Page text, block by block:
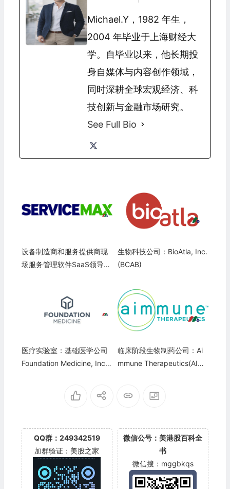
Michael.Y，1982 年生，
2004 年毕业于上海财经大
学。自毕业以来，他长期投
身自媒体与内容创作领域，
同时深耕全球宏观经济、科
技创新与金融市场研究。
See Full Bio
设备制造商和服务提供商现
场服务管理软件SaaS领导
生物科技公司：BioAtla, Inc.
(BCAB)
医疗实验室：基础医学公司
Foundation Medicine, Inc.
临床阶段生物制药公司：Ai
mmune Therapeutics(AIM
QQ群：249342519
加群验证：美股之家
微信公号：美港股百科全
书
微信搜：mggbkqs